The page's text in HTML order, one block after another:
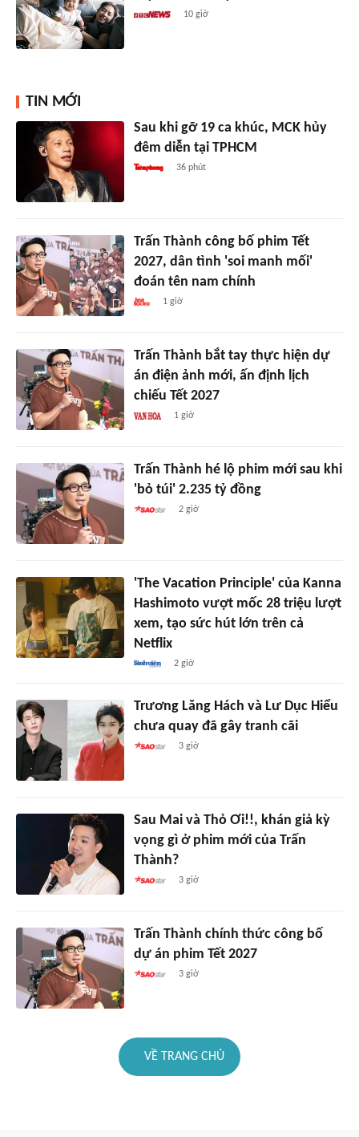
10 giờ
TIN MỚI
Sau khi gỡ 19 ca khúc, MCK hủy
đêm diễn tại TPHCM
36 phút
Trấn Thành công bố phim Tết
2027, dân tình 'soi manh mối'
đoán tên nam chính
1 giờ
Trấn Thành bắt tay thực hiện dự
án điện ảnh mới, ấn định lịch
chiếu Tết 2027
1 giờ
Trấn Thành hé lộ phim mới sau khi
'bỏ túi' 2.235 tỷ đồng
2 giờ
'The Vacation Principle' của Kanna
Hashimoto vượt mốc 28 triệu lượt
xem, tạo sức hút lớn trên cả
Netflix
2 giờ
Trương Lăng Hách và Lư Dục Hiểu
chưa quay đã gây tranh cãi
3 giờ
Sau Mai và Thỏ Ơi!!, khán giả kỳ
vọng gì ở phim mới của Trấn
Thành?
3 giờ
Trấn Thành chính thức công bố
dự án phim Tết 2027
3 giờ
VỀ TRANG CHỦ